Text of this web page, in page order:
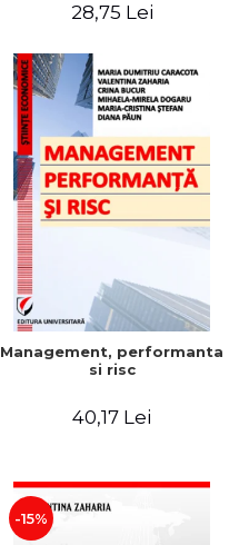
28,75 Lei
Management, performanta
si risc
40,17 Lei
-15%